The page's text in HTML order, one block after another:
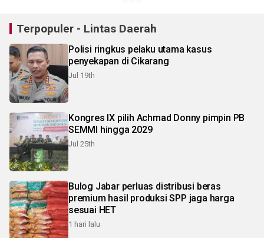
Terpopuler - Lintas Daerah
Polisi ringkus pelaku utama kasus
penyekapan di Cikarang
Jul 19th
Kongres IX pilih Achmad Donny pimpin PB
SEMMI hingga 2029
Jul 25th
Bulog Jabar perluas distribusi beras
premium hasil produksi SPP jaga harga
sesuai HET
1 hari lalu